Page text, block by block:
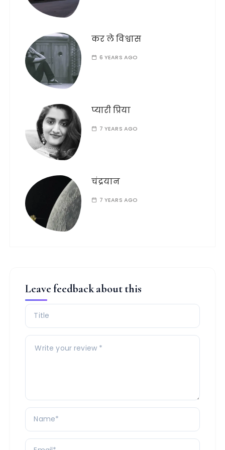
कर ले विश्वास
6 YEARS AGO
प्यारी प्रिया
7 YEARS AGO
चंद्रयान
7 YEARS AGO
Leave feedback about this